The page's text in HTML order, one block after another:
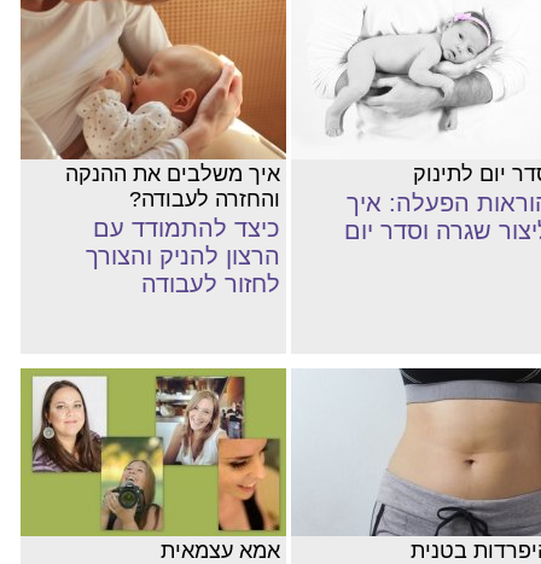
יום לתינוק
הפעלה: איך
שגרה וסדר יום
איך משלבים את ההנקה
והחזרה לעבודה?
כיצד להתמודד עם
הרצון להניק והצורך
לחזור לעבודה
בטנית אמא עצמאית